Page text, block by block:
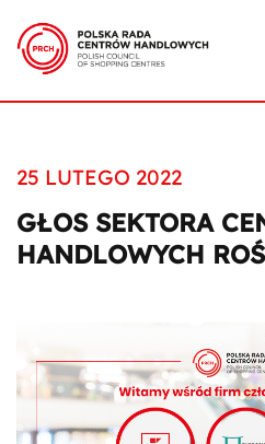
25 LUTEGO 2022
GŁOS SEKTORA
HANDLOWYCH